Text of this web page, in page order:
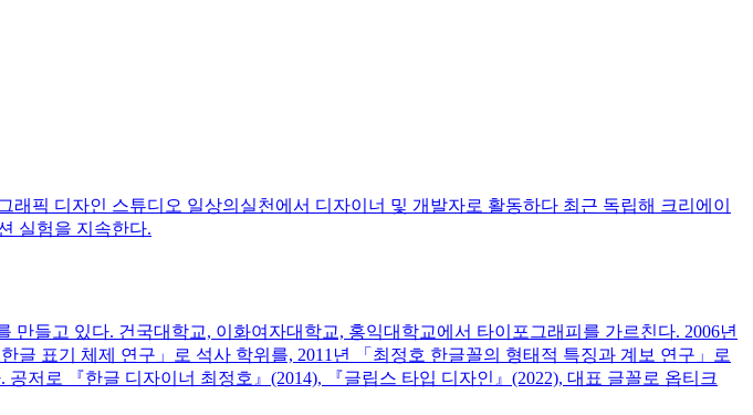
픽 디자인 스튜디오 일상의실천에서 디자이너 및 개발자로 활동하다 최근 독립해 크리에이
실험을 지속한다.
들고 있다. 건국대학교, 이화여자대학교, 홍익대학교에서 타이포그래피를 가르친다. 2006년
표기 체제 연구」로 석사 학위를, 2011년 「최정호 한글꼴의 형태적 특징과 계보 연구」로
저로 『한글 디자이너 최정호』(2014), 『글립스 타입 디자인』(2022), 대표 글꼴로 옵티크